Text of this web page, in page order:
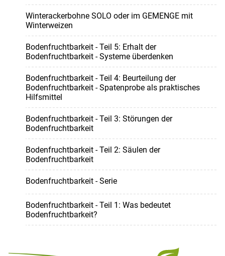
Winterackerbohne SOLO oder im GEMENGE mit
Winterweizen
Bodenfruchtbarkeit - Teil 5: Erhalt der
Bodenfruchtbarkeit - Systeme überdenken
Bodenfruchtbarkeit - Teil 4: Beurteilung der
Bodenfruchtbarkeit - Spatenprobe als praktisches
Hilfsmittel
Bodenfruchtbarkeit - Teil 3: Störungen der
Bodenfruchtbarkeit
Bodenfruchtbarkeit - Teil 2: Säulen der
Bodenfruchtbarkeit
Bodenfruchtbarkeit - Serie
Bodenfruchtbarkeit - Teil 1: Was bedeutet
Bodenfruchtbarkeit?